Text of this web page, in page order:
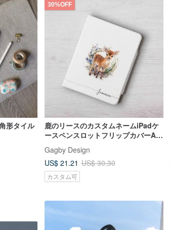
形タイル
30%OFF
鹿のリースのカスタムネームiPadケ
ースペンスロットフリップカバーAir
7 mini 7 Pro 13
Gagby Design
US$ 21.21 US$ 30.30
カスタム可